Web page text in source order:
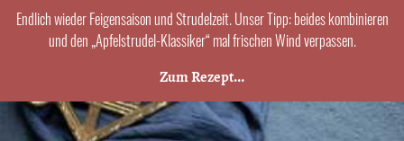
Endlich wieder Feigensaison und Strudelzeit. Unser Tipp: beides kombinieren
und den „Apfelstrudel-Klassiker“ mal frischen Wind verpassen.
Zum Rezept...